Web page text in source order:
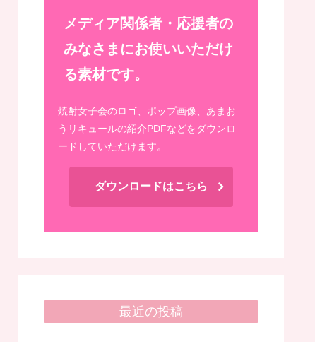
メディア関係者・応援者の
みなさまにお使いいただけ
る素材です。
焼酎女子会のロゴ、ポップ画像、あまお
うリキュールの紹介PDFなどをダウンロ
ードしていただけます。
ダウンロードはこちら
最近の投稿